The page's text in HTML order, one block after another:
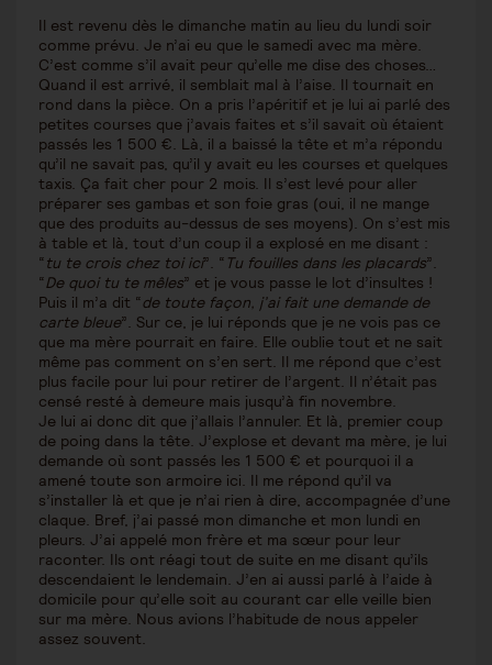
Il est revenu dès le dimanche matin au lieu du lundi soir
comme prévu. Je n’ai eu que le samedi avec ma mère.
C’est comme s’il avait peur qu’elle me dise des choses…
Quand il est arrivé, il semblait mal à l’aise. Il tournait en
rond dans la pièce. On a pris l’apéritif et je lui ai parlé des
petites courses que j’avais faites et s’il savait où étaient
passés les 1 500 €. Là, il a baissé la tête et m’a répondu
qu’il ne savait pas, qu’il y avait eu les courses et quelques
taxis. Ça fait cher pour 2 mois. Il s’est levé pour aller
préparer ses gambas et son foie gras (oui, il ne mange
que des produits au-dessus de ses moyens). On s’est mis
à table et là, tout d’un coup il a explosé en me disant :
“tu te crois chez toi ici”. “ Tu fouilles dans les placards”.
“De quoi tu te mêles” et je vous passe le lot d’insultes !
Puis il m’a dit “de toute façon, j’ai fait une demande de
carte bleue”. Sur ce, je lui réponds que je ne vois pas ce
que ma mère pourrait en faire. Elle oublie tout et ne sait
même pas comment on s’en sert. Il me répond que c’est
plus facile pour lui pour retirer de l’argent. Il n’était pas
censé resté à demeure mais jusqu’à fin novembre.
Je lui ai donc dit que j’allais l’annuler. Et là, premier coup
de poing dans la tête. J’explose et devant ma mère, je lui
demande où sont passés les 1 500 € et pourquoi il a
amené toute son armoire ici. Il me répond qu’il va
s’installer là et que je n’ai rien à dire, accompagnée d’une
claque. Bref, j’ai passé mon dimanche et mon lundi en
pleurs. J’ai appelé mon frère et ma sœur pour leur
raconter. Ils ont réagi tout de suite en me disant qu’ils
descendaient le lendemain. J’en ai aussi parlé à l’aide à
domicile pour qu’elle soit au courant car elle veille bien
sur ma mère. Nous avions l’habitude de nous appeler
assez souvent.